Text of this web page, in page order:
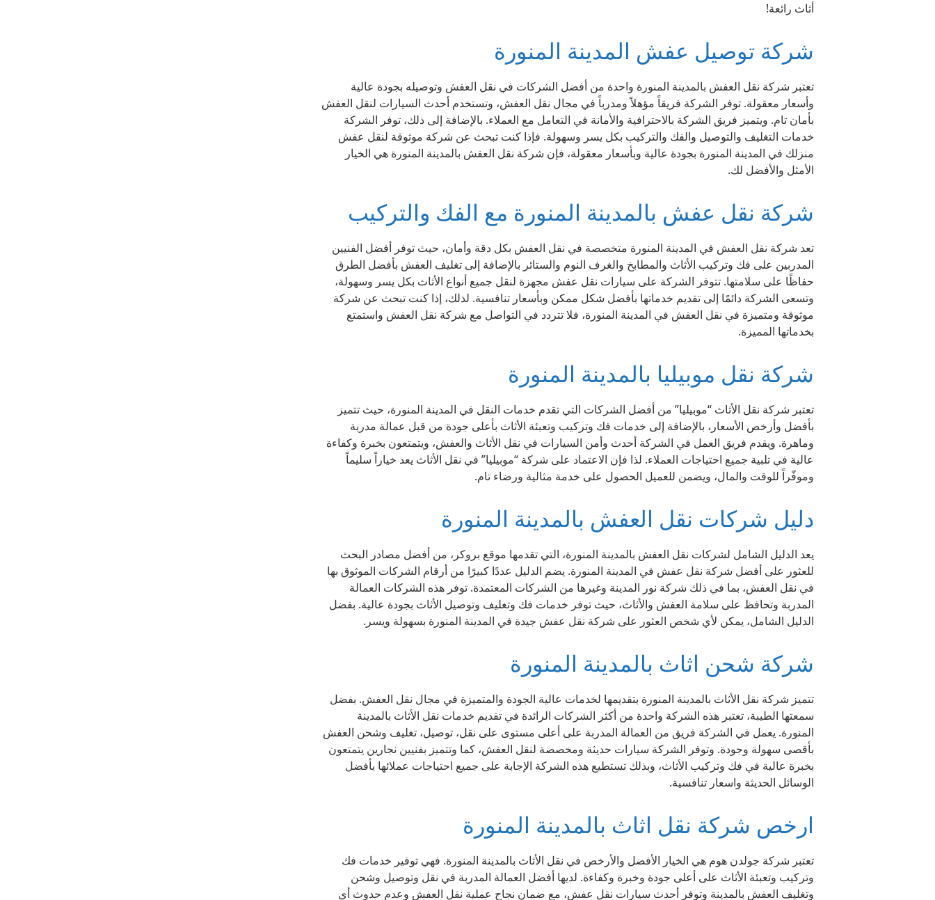
أثاث رائعة!
شركة توصيل عفش المدينة المنورة
تعتبر شركة نقل العفش بالمدينة المنورة واحدة من أفضل الشركات في نقل العفش وتوصيله بجودة عالية
وأسعار معقولة. توفر الشركة فريقاً مؤهلاً ومدرباً في مجال نقل العفش، وتستخدم أحدث السيارات لنقل العفش
بأمان تام. ويتميز فريق الشركة بالاحترافية والأمانة في التعامل مع العملاء. بالإضافة إلى ذلك، توفر الشركة
خدمات التغليف والتوصيل والفك والتركيب بكل يسر وسهولة. فإذا كنت تبحث عن شركة موثوقة لنقل عفش
منزلك في المدينة المنورة بجودة عالية وبأسعار معقولة، فإن شركة نقل العفش بالمدينة المنورة هي الخيار
الأمثل والأفضل لك.
شركة نقل عفش بالمدينة المنورة مع الفك والتركيب
تعد شركة نقل العفش في المدينة المنورة متخصصة في نقل العفش بكل دقة وأمان، حيث توفر أفضل الفنيين
المدربين على فك وتركيب الأثاث والمطابخ والغرف النوم والستائر بالإضافة إلى تغليف العفش بأفضل الطرق
حفاظًا على سلامتها. تتوفر الشركة على سيارات نقل عفش مجهزة لنقل جميع أنواع الأثاث بكل يسر وسهولة،
وتسعى الشركة دائمًا إلى تقديم خدماتها بأفضل شكل ممكن وبأسعار تنافسية. لذلك، إذا كنت تبحث عن شركة
موثوقة ومتميزة في نقل العفش في المدينة المنورة، فلا تتردد في التواصل مع شركة نقل العفش واستمتع
بخدماتها المميزة.
شركة نقل موبيليا بالمدينة المنورة
تعتبر شركة نقل الأثاث “موبيليا” من أفضل الشركات التي تقدم خدمات النقل في المدينة المنورة، حيث تتميز
بأفضل وأرخص الأسعار، بالإضافة إلى خدمات فك وتركيب وتعبئة الأثاث بأعلى جودة من قبل عمالة مدربة
وماهرة. ويقدم فريق العمل في الشركة أحدث وأمن السيارات في نقل الأثاث والعفش، ويتمتعون بخبرة وكفاءة
عالية في تلبية جميع احتياجات العملاء. لذا فإن الاعتماد على شركة “موبيليا” في نقل الأثاث يعد خياراً سليماً
وموفّراً للوقت والمال، ويضمن للعميل الحصول على خدمة مثالية ورضاء تام.
دليل شركات نقل العفش بالمدينة المنورة
يعد الدليل الشامل لشركات نقل العفش بالمدينة المنورة، التي تقدمها موقع بروكر، من أفضل مصادر البحث
للعثور على أفضل شركة نقل عفش في المدينة المنورة. يضم الدليل عددًا كبيرًا من أرقام الشركات الموثوق بها
في نقل العفش، بما في ذلك شركة نور المدينة وغيرها من الشركات المعتمدة. توفر هذه الشركات العمالة
المدربة وتحافظ على سلامة العفش والأثاث، حيث توفر خدمات فك وتغليف وتوصيل الأثاث بجودة عالية. بفضل
الدليل الشامل، يمكن لأي شخص العثور على شركة نقل عفش جيدة في المدينة المنورة بسهولة ويسر.
شركة شحن اثاث بالمدينة المنورة
تتميز شركة نقل الأثاث بالمدينة المنورة بتقديمها لخدمات عالية الجودة والمتميزة في مجال نقل العفش. بفضل
سمعتها الطيبة، تعتبر هذه الشركة واحدة من أكثر الشركات الرائدة في تقديم خدمات نقل الأثاث بالمدينة
المنورة. يعمل في الشركة فريق من العمالة المدربة على أعلى مستوى على نقل، توصيل، تغليف وشحن العفش
بأقصى سهولة وجودة. وتوفر الشركة سيارات حديثة ومخصصة لنقل العفش، كما وتتميز بفنيين نجارين يتمتعون
بخبرة عالية في فك وتركيب الأثاث، وبذلك تستطيع هذه الشركة الإجابة على جميع احتياجات عملائها بأفضل
الوسائل الحديثة واسعار تنافسية.
ارخص شركة نقل اثاث بالمدينة المنورة
تعتبر شركة جولدن هوم هي الخيار الأفضل والأرخص في نقل الأثاث بالمدينة المنورة. فهي توفير خدمات فك
وتركيب وتعبئة الأثاث على أعلى جودة وخبرة وكفاءة. لديها أفضل العمالة المدربة في نقل وتوصيل وشحن
وتغليف العفش بالمدينة وتوفر أحدث سيارات نقل عفش، مع ضمان نجاح عملية نقل العفش وعدم حدوث أي